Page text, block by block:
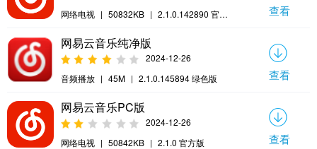
网络电视 | 50832KB | 2.1.0.142890 官方
版
查看
网易云音乐纯净版
2024-12-26
音频播放 | 45M | 2.1.0.145894 绿色版 查看
网易云音乐PC版
2024-12-26
网络电视 | 50842KB | 2.1.0 官方版 查看